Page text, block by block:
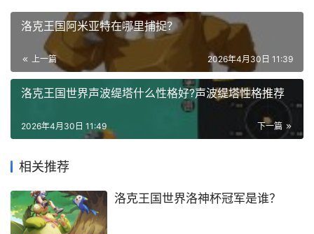
洛克王国阿米亚特在哪里捕捉？
上一篇 2026年4月30日 11:39
洛克王国世界声波缇塔什么性格好?声波缇塔性格推荐
下一篇
2026年4月30日 11:49
相关推荐
洛克王国世界洛神杯冠军是谁？